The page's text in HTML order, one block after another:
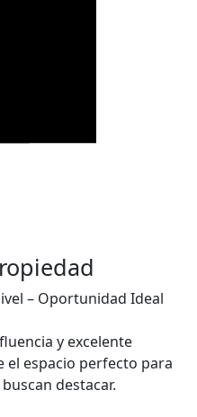
– Oportunidad Ideal
y excelente
el espacio perfecto para
destacar.